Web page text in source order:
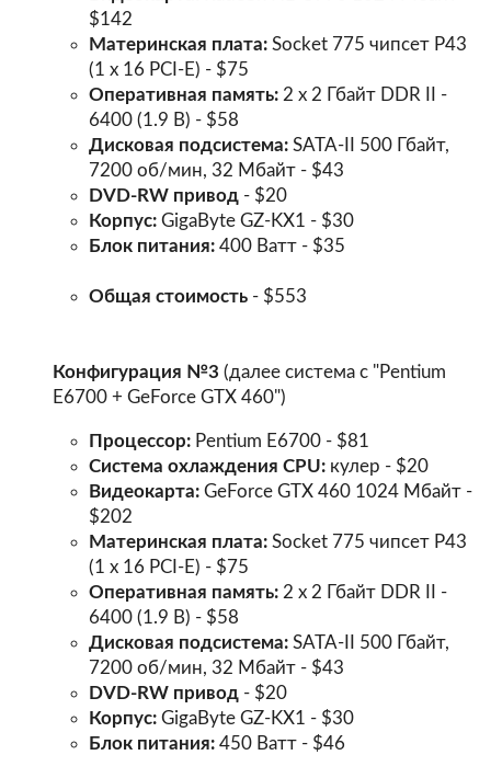
$142
Материнская плата: Socket 775 чипсет P43
(1 x 16 PCI-E) - $75
Оперативная память: 2 х 2 Гбайт DDR II -
6400 (1.9 В) - $58
Дисковая подсистема: SATA-II 500 Гбайт,
7200 об/мин, 32 Мбайт - $43
DVD-RW привод - $20
Корпус: GigaByte GZ-KX1 - $30
Блок питания: 400 Ватт - $35
Общая стоимость - $553
Конфигурация №3 (далее система с "Pentium
E6700 + GeForce GTX 460")
Процессор: Pentium E6700 - $81
Система охлаждения CPU: кулер - $20
Видеокарта: GeForce GTX 460 1024 Мбайт -
$202
Материнская плата: Socket 775 чипсет P43
(1 x 16 PCI-E) - $75
Оперативная память: 2 х 2 Гбайт DDR II -
6400 (1.9 В) - $58
Дисковая подсистема: SATA-II 500 Гбайт,
7200 об/мин, 32 Мбайт - $43
DVD-RW привод - $20
Корпус: GigaByte GZ-KX1 - $30
Блок питания: 450 Ватт - $46